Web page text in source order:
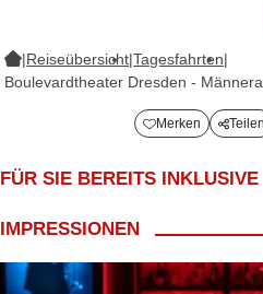
|Reiseübersicht|Tagesfahrten|
Boulevardtheater Dresden -
Merken Teilen
FÜR SIE BEREITS INKLUSIVE
Begrüßungskaffee
inkl. Mittagessen in Dresden
inkl. Eintritt ins Boulevardtheater
IMPRESSIONEN